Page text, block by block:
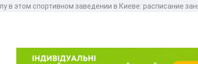
в этом спортивном заведении в Киеве: расписание